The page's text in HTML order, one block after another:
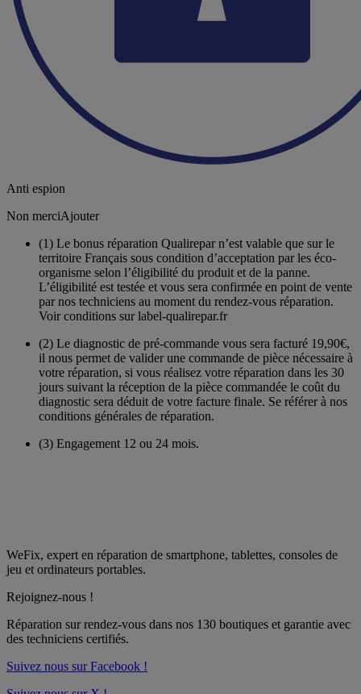
Anti espion
Non merciAjouter
(1) Le bonus réparation Qualirepar n’est valable que sur le
territoire Français sous condition d’acceptation par les éco-
organisme selon l’éligibilité du produit et de la panne.
L’éligibilité est testée et vous sera confirmée en point de vente
par nos techniciens au moment du rendez-vous réparation.
Voir conditions sur label-qualirepar.fr
(2) Le diagnostic de pré-commande vous sera facturé 19,90€,
il nous permet de valider une commande de pièce nécessaire à
votre réparation, si vous réalisez votre réparation dans les 30
jours suivant la réception de la pièce commandée le coût du
diagnostic sera déduit de votre facture finale. Se référer à nos
conditions générales de réparation.
(3) Engagement 12 ou 24 mois.
WeFix, expert en réparation de smartphone, tablettes, consoles de
jeu et ordinateurs portables.
Rejoignez-nous !
Réparation sur rendez-vous dans nos 130 boutiques et garantie avec
des techniciens certifiés.
Suivez nous sur Facebook !